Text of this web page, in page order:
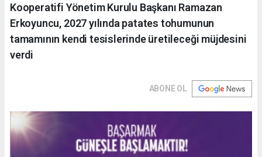
Kooperatifi Yönetim Kurulu Başkanı Ramazan
Erkoyuncu, 2027 yılında patates tohumunun
tamamının kendi tesislerinde üretileceği müjdesini
verdi
ABONE OL